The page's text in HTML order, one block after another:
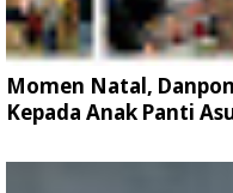
Momen Natal,
Kepada Anak Panti